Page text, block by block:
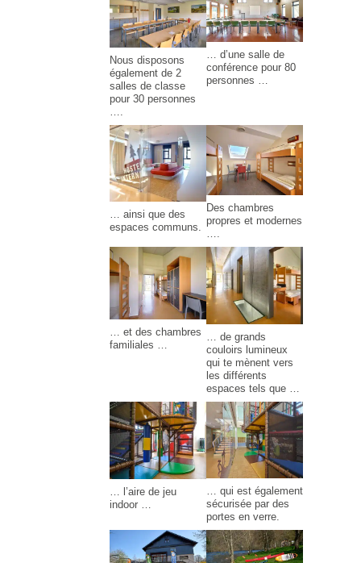
Nous disposons
également de 2
salles de classe
pour 30 personnes
… d’une salle de
conférence pour 80
personnes …
… ainsi que des
espaces communs.
Des chambres
propres et modernes
….
… et des chambres
familiales …
… de grands
couloirs lumineux
qui te mènent vers
les différents
espaces tels que …
… l’aire de jeu
indoor …
… qui est également
sécurisée par des
portes en verre.